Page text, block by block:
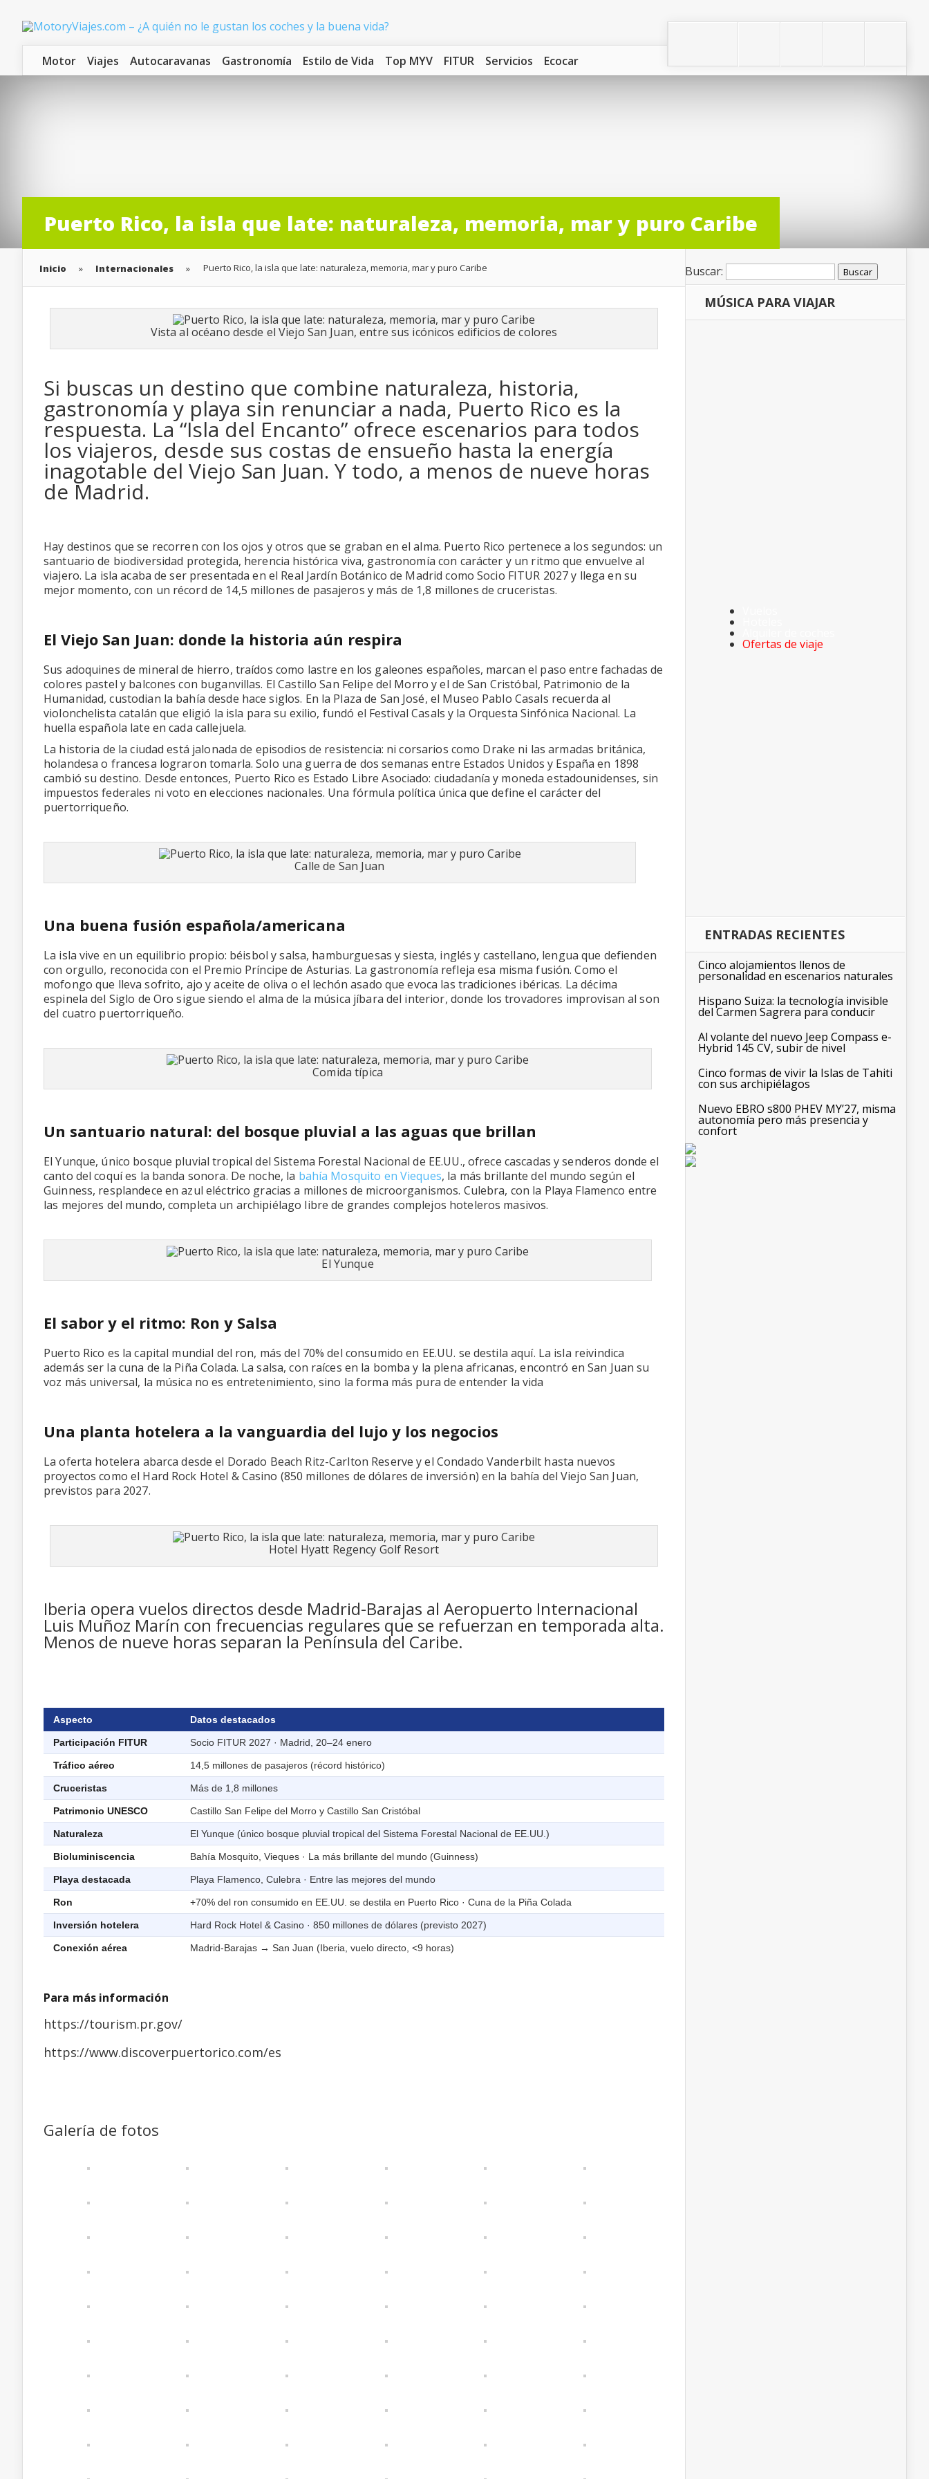
Motor Viajes Autocaravanas Gastronomía Estilo de Vida Top MYV FITUR Servicios Ecocar
Puerto Rico, la isla que late: naturaleza, memoria, mar y puro Caribe
Inicio » Internacionales » Puerto Rico, la isla que late: naturaleza, memoria, mar y puro Caribe
Vista al océano desde el Viejo San Juan, entre sus icónicos edificios de colores
Si buscas un destino que combine naturaleza, historia,
gastronomía y playa sin renunciar a nada, Puerto Rico es la
respuesta. La “Isla del Encanto” ofrece escenarios para todos
los viajeros, desde sus costas de ensueño hasta la energía
inagotable del Viejo San Juan. Y todo, a menos de nueve horas
de Madrid.
Hay destinos que se recorren con los ojos y otros que se graban en el alma. Puerto Rico pertenece a los segundos: un
santuario de biodiversidad protegida, herencia histórica viva, gastronomía con carácter y un ritmo que envuelve al
viajero. La isla acaba de ser presentada en el Real Jardín Botánico de Madrid como Socio FITUR 2027 y llega en su
mejor momento, con un récord de 14,5 millones de pasajeros y más de 1,8 millones de cruceristas.
El Viejo San Juan: donde la historia aún respira
Sus adoquines de mineral de hierro, traídos como lastre en los galeones españoles, marcan el paso entre fachadas de
colores pastel y balcones con buganvillas. El Castillo San Felipe del Morro y el de San Cristóbal, Patrimonio de la
Humanidad, custodian la bahía desde hace siglos. En la Plaza de San José, el Museo Pablo Casals recuerda al
violonchelista catalán que eligió la isla para su exilio, fundó el Festival Casals y la Orquesta Sinfónica Nacional. La
huella española late en cada callejuela.
La historia de la ciudad está jalonada de episodios de resistencia: ni corsarios como Drake ni las armadas británica,
holandesa o francesa lograron tomarla. Solo una guerra de dos semanas entre Estados Unidos y España en 1898
cambió su destino. Desde entonces, Puerto Rico es Estado Libre Asociado: ciudadanía y moneda estadounidenses, sin
impuestos federales ni voto en elecciones nacionales. Una fórmula política única que define el carácter del
puertorriqueño.
Calle de San Juan
Una buena fusión española/americana
La isla vive en un equilibrio propio: béisbol y salsa, hamburguesas y siesta, inglés y castellano, lengua que defienden
con orgullo, reconocida con el Premio Príncipe de Asturias. La gastronomía refleja esa misma fusión. Como el
mofongo que lleva sofrito, ajo y aceite de oliva o el lechón asado que evoca las tradiciones ibéricas. La décima
espinela del Siglo de Oro sigue siendo el alma de la música jíbara del interior, donde los trovadores improvisan al son
del cuatro puertorriqueño.
Comida típica
Un santuario natural: del bosque pluvial a las aguas que brillan
El Yunque, único bosque pluvial tropical del Sistema Forestal Nacional de EE.UU., ofrece cascadas y senderos donde el
canto del coquí es la banda sonora. De noche, la bahía Mosquito en Vieques, la más brillante del mundo según el
Guinness, resplandece en azul eléctrico gracias a millones de microorganismos. Culebra, con la Playa Flamenco entre
las mejores del mundo, completa un archipiélago libre de grandes complejos hoteleros masivos.
El Yunque
El sabor y el ritmo: Ron y Salsa
Puerto Rico es la capital mundial del ron, más del 70% del consumido en EE.UU. se destila aquí. La isla reivindica
además ser la cuna de la Piña Colada. La salsa, con raíces en la bomba y la plena africanas, encontró en San Juan su
voz más universal, la música no es entretenimiento, sino la forma más pura de entender la vida
Una planta hotelera a la vanguardia del lujo y los negocios
La oferta hotelera abarca desde el Dorado Beach Ritz-Carlton Reserve y el Condado Vanderbilt hasta nuevos
proyectos como el Hard Rock Hotel & Casino (850 millones de dólares de inversión) en la bahía del Viejo San Juan,
previstos para 2027.
Hotel Hyatt Regency Golf Resort
Iberia opera vuelos directos desde Madrid-Barajas al Aeropuerto Internacional
Luis Muñoz Marín con frecuencias regulares que se refuerzan en temporada alta.
Menos de nueve horas separan la Península del Caribe.
Aspecto Datos destacados
Participación FITUR Socio FITUR 2027 · Madrid, 20–24 enero
Tráfico aéreo 14,5 millones de pasajeros (récord histórico)
Cruceristas Más de 1,8 millones
Patrimonio UNESCO Castillo San Felipe del Morro y Castillo San Cristóbal
Naturaleza El Yunque (único bosque pluvial tropical del Sistema Forestal Nacional de EE.UU.)
Bioluminiscencia Bahía Mosquito, Vieques · La más brillante del mundo (Guinness)
Playa destacada Playa Flamenco, Culebra · Entre las mejores del mundo
Ron +70% del ron consumido en EE.UU. se destila en Puerto Rico · Cuna de la Piña Colada
Inversión hotelera Hard Rock Hotel & Casino · 850 millones de dólares (previsto 2027)
Conexión aérea Madrid-Barajas → San Juan (Iberia, vuelo directo, <9 horas)
Para más información
https://tourism.pr.gov/
https://www.discoverpuertorico.com/es
Galería de fotos
Buscar:
MÚSICA PARA VIAJAR
Ofertas de viaje
ENTRADAS RECIENTES
Cinco alojamientos llenos de
personalidad en escenarios naturales
Hispano Suiza: la tecnología invisible
del Carmen Sagrera para conducir
Al volante del nuevo Jeep Compass e-
Hybrid 145 CV, subir de nivel
Cinco formas de vivir la Islas de Tahiti
con sus archipiélagos
Nuevo EBRO s800 PHEV MY’27, misma
autonomía pero más presencia y
confort